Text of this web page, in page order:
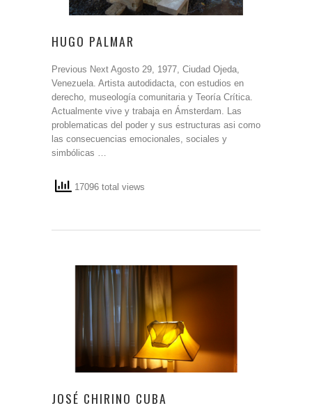
HUGO PALMAR
Previous Next Agosto 29, 1977, Ciudad Ojeda,
Venezuela. Artista autodidacta, con estudios en
derecho, museología comunitaria y Teoría Crítica.
Actualmente vive y trabaja en Ámsterdam. Las
problematicas del poder y sus estructuras asi como
las consecuencias emocionales, sociales y
simbólicas …
17096 total views
JOSÉ CHIRINO CUBA